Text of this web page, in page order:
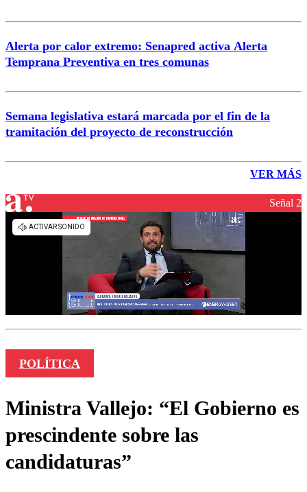
Alerta por calor extremo: Senapred activa Alerta
Temprana Preventiva en tres comunas
Semana legislativa estará marcada por el fin de la
tramitación del proyecto de reconstrucción
VER MÁS
Señal 2
POLÍTICA
Ministra Vallejo: “El Gobierno es
prescindente sobre las
candidaturas”